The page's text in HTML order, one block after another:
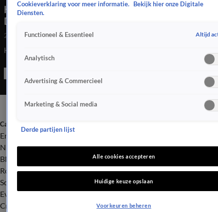
Het is over en uit tussen Fidan Ekiz en Wierd
Duk
28 feb 2023, 14:26
Het is over en uit tussen Fidan Ekiz en Wierd Duk
Categorieën
Entertainment
Nieuws
BN'ers
Royalty
Songfestival
Evenementen
Crime
Cookieverklaring voor meer informatie.
Bekijk hier onze Digitale
Diensten.
Functioneel & Essentieel Altijd
Analytisch
Advertising & Commercieel
Marketing & Social media
Derde partijen lijst
Alle cookies accepteren
Huidige keuze opslaan
Voorkeuren beheren